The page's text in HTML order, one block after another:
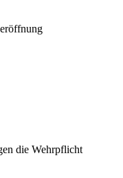
die Wehrpflicht